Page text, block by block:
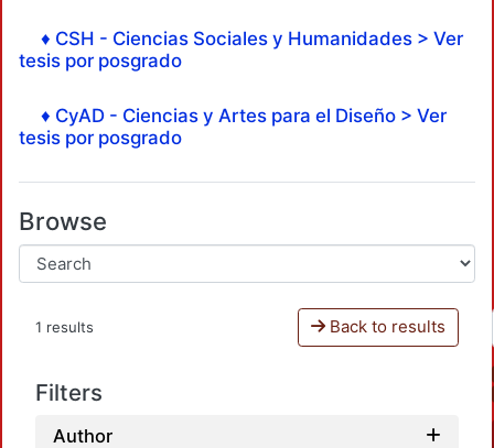
♦ CSH - Ciencias Sociales y Humanidades > Ver
tesis por posgrado
♦ CyAD - Ciencias y Artes para el Diseño > Ver
tesis por posgrado
Browse
1 results Back to results
Filters
Author